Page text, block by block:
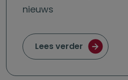
nieuws
Lees verder